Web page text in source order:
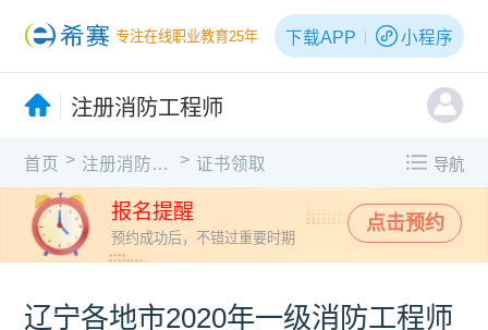
专注在线职业教育25年 下载APP 小程序
注册消防工程师
首页 > 注册消防工程师 > 证书领取 导航
报名提醒
预约成功后，不错过重要时期
点击预约
辽宁各地市2020年一级消防工程师